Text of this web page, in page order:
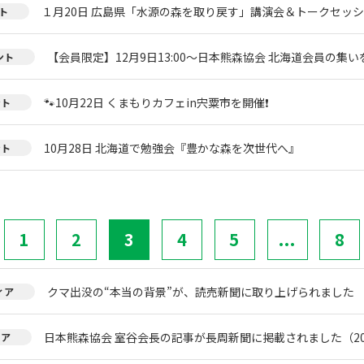
１月20日 広島県「水源の森を取り戻す」講演会＆トークセッ
ト 【会員限定】12月9日13:00～日本熊森協会 北海道会員の集い
🐾10月22日 くまもりカフェin宍粟市を開催❗
10月28日 北海道で勉強会『豊かな森を次世代へ』
1 2 3 4 5 ... 8
ア クマ出没の“本当の背景”が、読売新聞に取り上げられました
日本熊森協会 室谷会長の記事が長周新聞に掲載されました（